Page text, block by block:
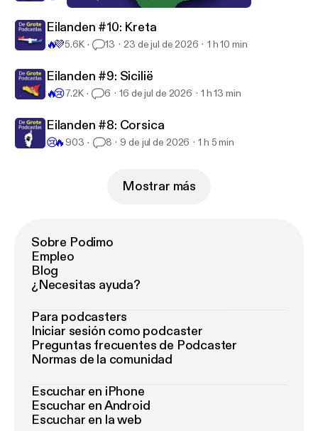
De Grote Podcastlas
Eilanden #10: Kreta
🔥💜5.6K 13 23 de jul de 2026 1 h 10 min
Eilanden #9: Sicilië
🔥😢7.2K 6 16 de jul de 2026 1 h 13 min
Eilanden #8: Corsica
😢🔥 903 8 9 de jul de 2026 1 h 5 min
Mostrar más
Sobre Podimo
Empleo
Blog
¿Necesitas ayuda?
Para podcasters
Iniciar sesión como podcaster
Preguntas frecuentes de Podcaster
Normas de la comunidad
Escuchar en iPhone
Escuchar en Android
Escuchar en la web